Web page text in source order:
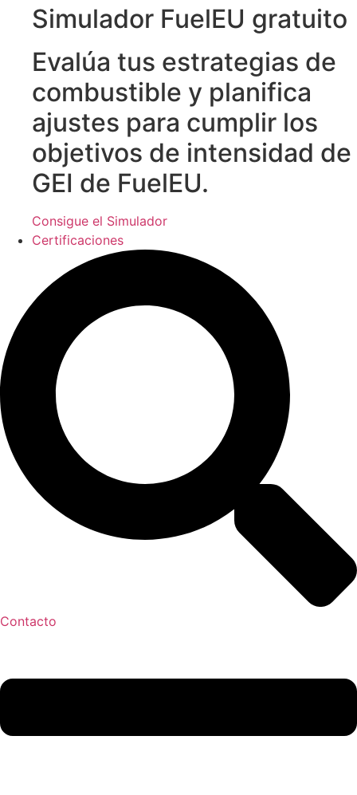
Simulador FuelEU gratuito
Evalúa tus estrategias de
combustible y planifica
ajustes para cumplir los
objetivos de intensidad de
GEI de FuelEU.
Consigue el Simulador
Certificaciones
Contacto